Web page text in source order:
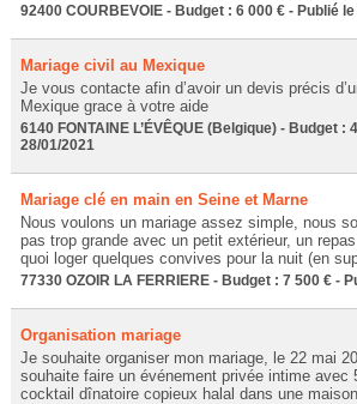
92400 COURBEVOIE - Budget : 6 000 € - Publié
Mariage civil au Mexique
Je vous contacte afin d’avoir un devis précis
Mexique grace à votre aide
6140 FONTAINE L’ÉVÊQUE (Belgique) - Budget :
28/01/2021
Mariage clé en main en Seine et Marne
Nous voulons un mariage assez simple, nous
pas trop grande avec un petit extérieur, un
quoi loger quelques convives pour la nuit (en
77330 OZOIR LA FERRIERE - Budget : 7 500 € -
Organisation mariage
Je souhaite organiser mon mariage, le 22 mai
souhaite faire un événement privée intime avec
cocktail dînatoire copieux halal dans une